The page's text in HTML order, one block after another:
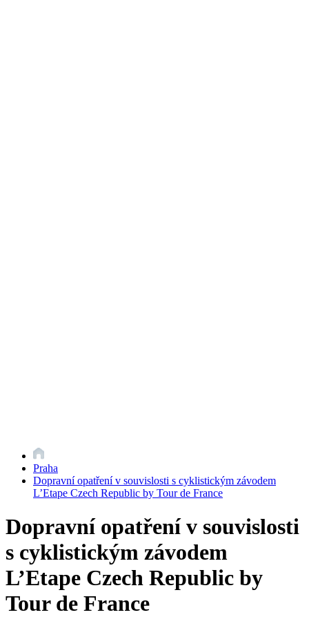
Praha
Dopravní opatření v souvislosti s cyklistickým závodem
L’Etape Czech Republic by Tour de France
Dopravní opatření v souvislosti
s cyklistickým závodem
L’Etape Czech Republic by
Tour de France